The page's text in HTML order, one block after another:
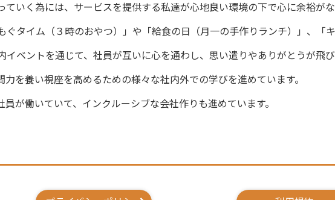
ていく為には、サービスを提供する私達が心地良い環境の下で心に余裕が
ぐタイム（３時のおやつ）」や「給食の日（月一の手作りランチ）」、「
イベントを通じて、社員が互いに心を通わし、思い遣りやありがとうが飛
を養い視座を高めるための様々な社内外での学びを進めています。
が働いていて、インクルーシブな会社作りも進めています。